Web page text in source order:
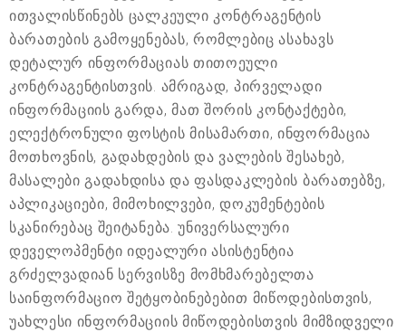
ითვალისწინებს ცალკეული კონტრაგენტის
ბარათების გამოყენებას, რომლებიც ასახავს
დეტალურ ინფორმაციას თითოეული
კონტრაგენტისთვის. ამრიგად, პირველადი
ინფორმაციის გარდა, მათ შორის კონტაქტები,
ელექტრონული ფოსტის მისამართი, ინფორმაცია
მოთხოვნის, გადახდების და ვალების შესახებ,
მასალები გადახდისა და ფასდაკლების ბარათებზე,
აპლიკაციები, მიმოხილვები, დოკუმენტების
სკანირებაც შეიტანება. უნივერსალური
დეველოპმენტი იდეალური ასისტენტია
გრძელვადიან სერვისზე მომხმარებელთა
საინფორმაციო შეტყობინებებით მიწოდებისთვის,
უახლესი ინფორმაციის მიწოდებისთვის მიმზიდველი